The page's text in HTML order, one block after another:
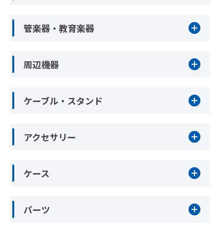
管楽器・教育楽器
周辺機器
ケーブル・スタンド
アクセサリー
ケース
パーツ